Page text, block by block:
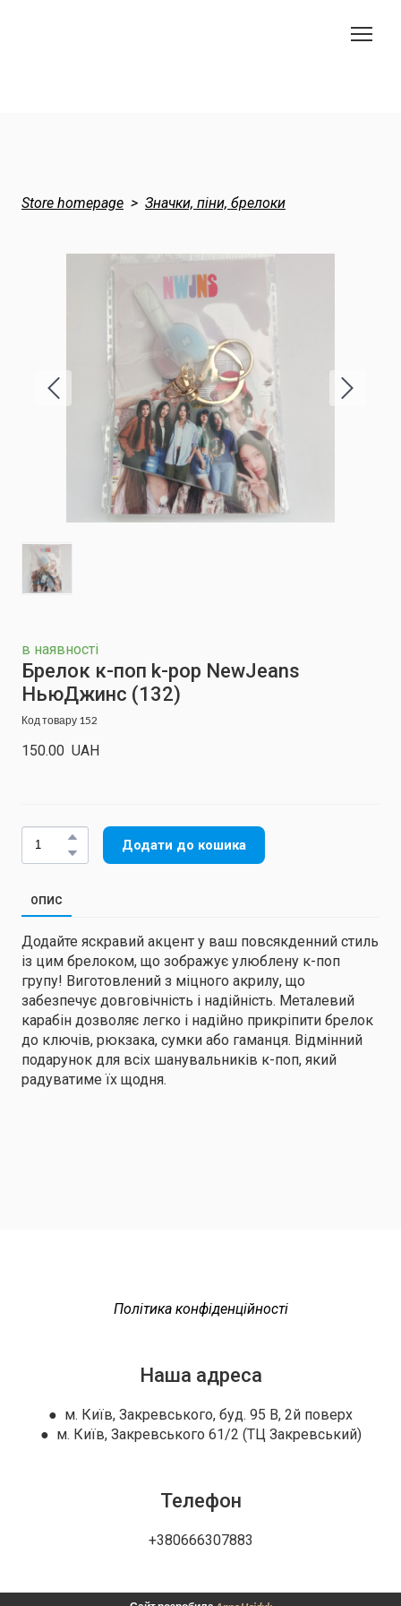
Store homepage Значки, піни, брелоки
в наявності
Брелок к-поп k-pop NewJeans
НьюДжинс (132)
Код товару 152
150.00  UAH
Додати до кошика
ОПИС
Додайте яскравий акцент у ваш повсякденний стиль
із цим брелоком, що зображує улюблену к-поп
групу! Виготовлений з міцного акрилу, що
забезпечує довговічність і надійність. Металевий
карабін дозволяє легко і надійно прикріпити брелок
до ключів, рюкзака, сумки або гаманця. Відмінний
подарунок для всіх шанувальників к-поп, який
радуватиме їх щодня.
Політика конфіденційності
Наша адреса
● м. Київ, Закревського, буд. 95 В, 2й поверх
● м. Київ, Закревського 61/2 (ТЦ Закревський)
Телефон
+380666307883